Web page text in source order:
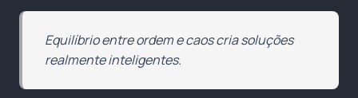
Equilíbrio entre ordem e caos cria soluções
realmente inteligentes.